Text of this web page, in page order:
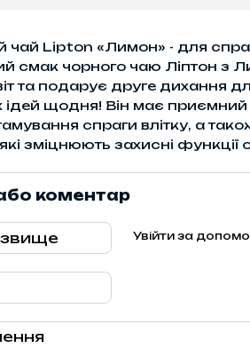
чай Lipton «Лимон» - для
смак чорного чаю Ліптон з
та подарує друге дихання
ідей щодня! Він має
спраги влітку, а
зміцнюють захисні функції
коментар
Увійти за